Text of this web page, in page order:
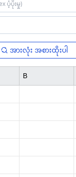
အားလုံး အစားထိုးပါ
B